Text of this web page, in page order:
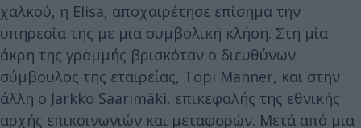
χαλκού, η Elisa, αποχαιρέτησε επίσημα την
υπηρεσία της με μια συμβολική κλήση. Στη μία
άκρη της γραμμής βρισκόταν ο διευθύνων
σύμβουλος της εταιρείας, Topi Manner, και στην
άλλη ο Jarkko Saarimäki, επικεφαλής της εθνικής
αρχής επικοινωνιών και μεταφορών. Μετά από μια